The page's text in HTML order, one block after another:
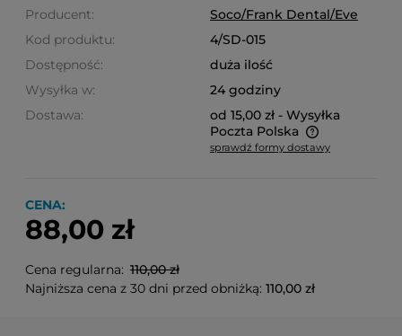
Producent:
Soco/Frank Dental/Eve
Kod produktu:
4/SD-015
Dostępność:
duża ilość
Wysyłka w:
24 godziny
Dostawa:
od 15,00 zł - Wysyłka
Poczta Polska
Cena nie zawiera ewentualnych kosztów płatności
sprawdź formy dostawy
CENA:
88,00 zł
Cena regularna: 110,00 zł
Najniższa cena z 30 dni przed obniżką: 110,00 zł